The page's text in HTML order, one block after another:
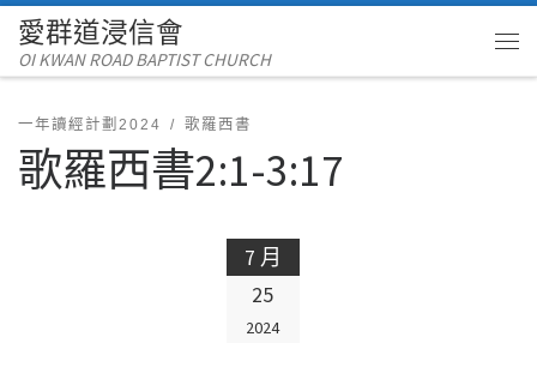
Skip to content
愛群道浸信會
OI KWAN ROAD BAPTIST CHURCH
一年讀經計劃2024 歌羅西書
歌羅西書2:1-3:17
7 月
25
2024